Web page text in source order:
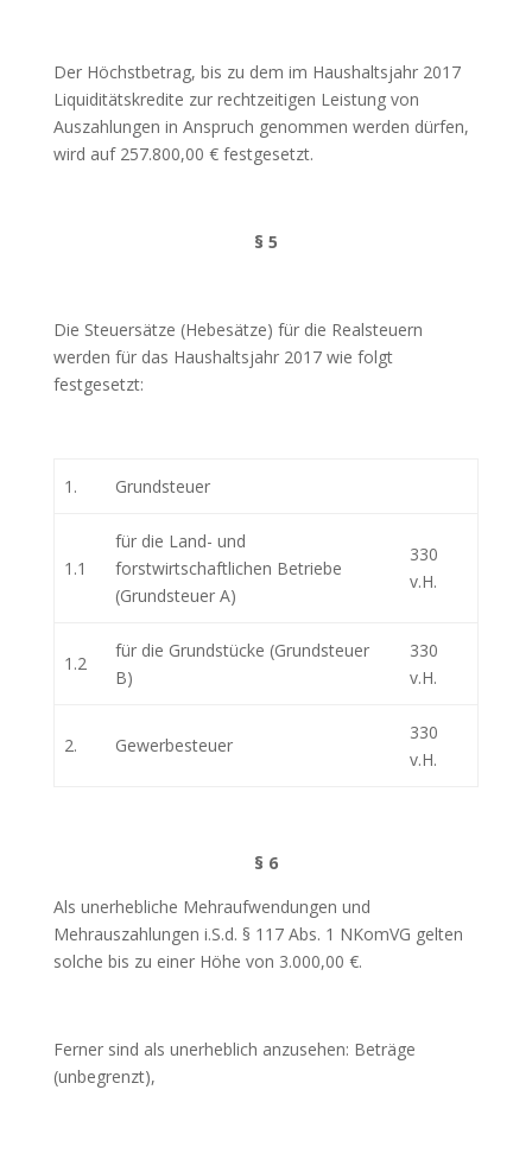
Der Höchstbetrag, bis zu dem im Haushaltsjahr 2017
Liquiditätskredite zur rechtzeitigen Leistung von
Auszahlungen in Anspruch genommen werden dürfen,
wird auf 257.800,00 € festgesetzt.
§ 5
Die Steuersätze (Hebesätze) für die Realsteuern
werden für das Haushaltsjahr 2017 wie folgt
festgesetzt:
1. Grundsteuer
1.1
für die Land- und
forstwirtschaftlichen Betriebe
(Grundsteuer A)
330
v.H.
1.2
für die Grundstücke (Grundsteuer
B)
330
v.H.
2. Gewerbesteuer
330
v.H.
§ 6
Als unerhebliche Mehraufwendungen und
Mehrauszahlungen i.S.d. § 117 Abs. 1 NKomVG gelten
solche bis zu einer Höhe von 3.000,00 €.
Ferner sind als unerheblich anzusehen: Beträge
(unbegrenzt),